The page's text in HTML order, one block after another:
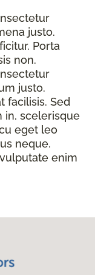
justo.
Porta
non.
justo.
facilisis. Sed
in, scelerisque
eget leo
neque.
enim